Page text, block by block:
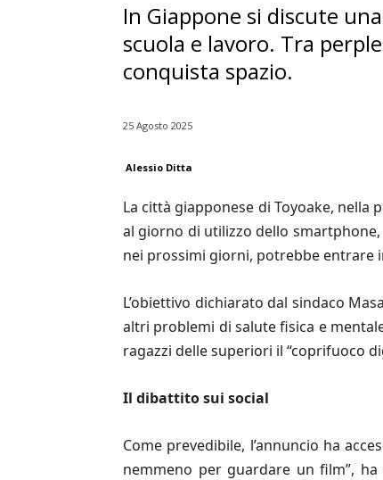
In Giappone si discute
scuola e lavoro. Tra
conquista spazio.
25 Agosto 2025
Alessio Ditta
La città giapponese di Toyoake,
al giorno di utilizzo dello
nei prossimi giorni, potrebbe entrare
L’obiettivo dichiarato dal sindaco
altri problemi di salute fisica e
ragazzi delle superiori il “coprifuoco
Il dibattito sui social
Come prevedibile, l’annuncio ha
nemmeno per guardare un film”,